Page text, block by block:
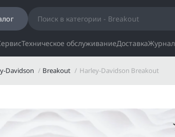
Техническое обслуживаниеДоставкаЖурнал
Davidson Breakout Harley-Davidson Breakout